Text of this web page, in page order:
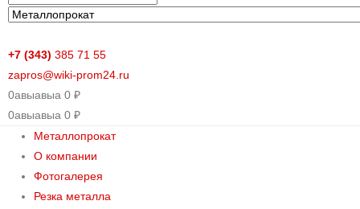
+7 (343) 385 71 55
zapros@wiki-prom24.ru
0авыавыа 0 ₽
0авыавыа 0 ₽
Металлопрокат
О компании
Фотогалерея
Резка металла